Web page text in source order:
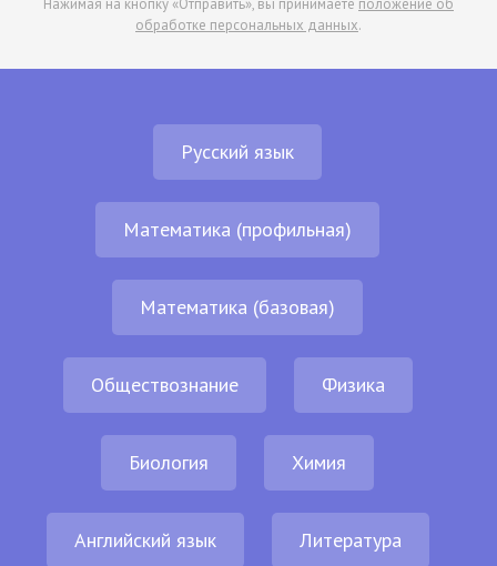
обработке персональных данных.
Русский язык
Математика (профильная)
Математика (базовая)
Обществознание Физика
Биология Химия
Английский язык Литература